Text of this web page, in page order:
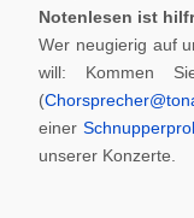
Notenlesen ist
Wer neugierig auf
will: Kommen
(
einer
unserer Konzerte.